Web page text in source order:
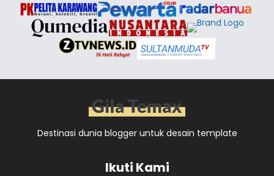
Destinasi dunia blogger untuk desain template
Ikuti Kami